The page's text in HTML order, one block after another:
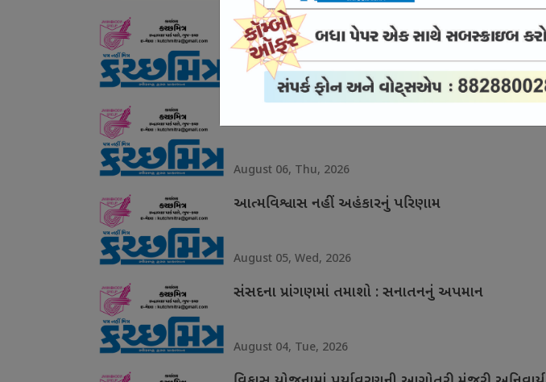
ગરિમા ચૂકયા ઉદયનિધિ
August 06, Thu, 2026
August 06, Thu, 2026
આત્મવિશ્વાસ નહીં અહંકારનું પરિણામ
August 05, Wed, 2026
સંસદના પ્રાંગણમાં તમાશો : સનાતનનું અપમાન
August 04, Tue, 2026